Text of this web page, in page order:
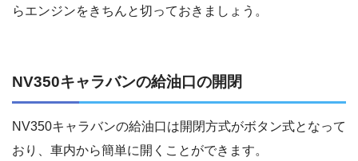
らエンジンをきちんと切っておきましょう。
NV350キャラバンの給油口の開閉
NV350キャラバンの給油口は開閉方式がボタン式となって
おり、車内から簡単に開くことができます。